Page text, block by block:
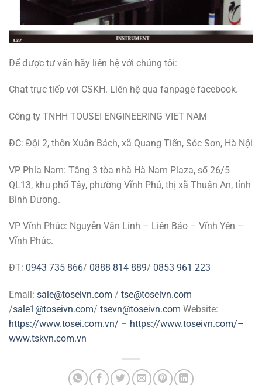
Để được tư vấn hãy liên hệ với chúng tôi:
Chat trực tiếp với CSKH. Liên hệ qua fanpage facebook.
Công ty TNHH TOUSEI ENGINEERING VIET NAM
ĐC: Đội 2, thôn Xuân Bách, xã Quang Tiến, Sóc Sơn, Hà Nội
VP Phía Nam: Tầng 3 tòa nhà Hà Nam Plaza, số 26/5
QL13, khu phố Tây, phường Vĩnh Phú, thị xã Thuận An, tỉnh
Bình Dương.
VP Vĩnh Phúc: Nguyễn Văn Linh – Liên Bảo – Vĩnh Yên –
Vĩnh Phúc.
ĐT: 0943 735 866/ 0888 814 889/ 0853 961 223
Email: sale@toseivn.com / tse@toseivn.com
/sale1@toseivn.com/ tsevn@toseivn.com Website:
https://www.tosei.com.vn/ – https://www.toseivn.com/–
www.tskvn.com.vn